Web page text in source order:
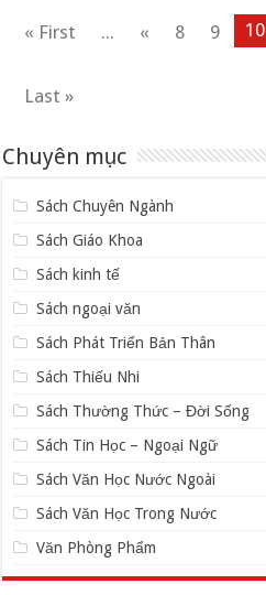
« First ... « 8 9 10
Last »
Chuyên mục
Sách Chuyên Ngành
Sách Giáo Khoa
Sách kinh tế
Sách ngoại văn
Sách Phát Triển Bản Thân
Sách Thiếu Nhi
Sách Thường Thức – Đời Sống
Sách Tin Học – Ngoại Ngữ
Sách Văn Học Nước Ngoài
Sách Văn Học Trong Nước
Văn Phòng Phẩm